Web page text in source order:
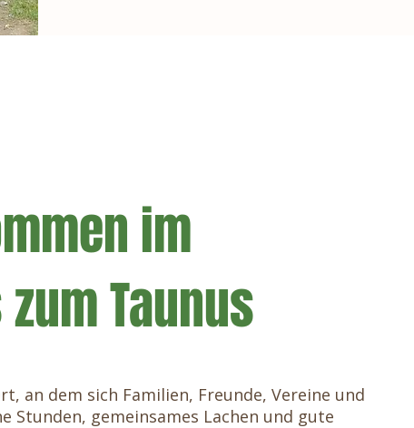
im
Taunus
an dem sich Familien, Freunde, Vereine und
Stunden, gemeinsames Lachen und gute